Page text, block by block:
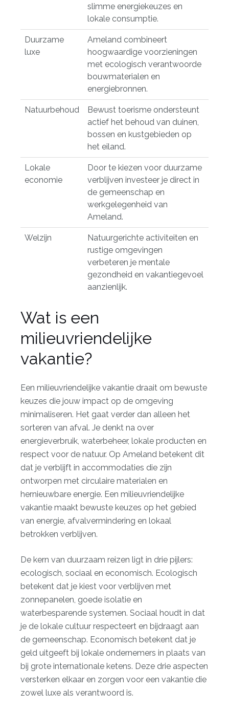
slimme energiekeuzes en
lokale consumptie.
Duurzame
luxe
Ameland combineert
hoogwaardige voorzieningen
met ecologisch verantwoorde
bouwmaterialen en
energiebronnen.
Natuurbehoud
Bewust toerisme ondersteunt
actief het behoud van duinen,
bossen en kustgebieden op
het eiland.
Lokale
economie
Door te kiezen voor duurzame
verblijven investeer je direct in
de gemeenschap en
werkgelegenheid van
Ameland.
Welzijn
Natuurgerichte activiteiten en
rustige omgevingen
verbeteren je mentale
gezondheid en vakantiegevoel
aanzienlijk.
Wat is een
milieuvriendelijke
vakantie?
Een milieuvriendelijke vakantie draait om bewuste
keuzes die jouw impact op de omgeving
minimaliseren. Het gaat verder dan alleen het
sorteren van afval. Je denkt na over
energieverbruik, waterbeheer, lokale producten en
respect voor de natuur. Op Ameland betekent dit
dat je verblijft in accommodaties die zijn
ontworpen met circulaire materialen en
hernieuwbare energie. Een milieuvriendelijke
vakantie maakt bewuste keuzes op het gebied
van energie, afvalvermindering en lokaal
betrokken verblijven.
De kern van duurzaam reizen ligt in drie pijlers:
ecologisch, sociaal en economisch. Ecologisch
betekent dat je kiest voor verblijven met
zonnepanelen, goede isolatie en
waterbesparende systemen. Sociaal houdt in dat
je de lokale cultuur respecteert en bijdraagt aan
de gemeenschap. Economisch betekent dat je
geld uitgeeft bij lokale ondernemers in plaats van
bij grote internationale ketens. Deze drie aspecten
versterken elkaar en zorgen voor een vakantie die
zowel luxe als verantwoord is.